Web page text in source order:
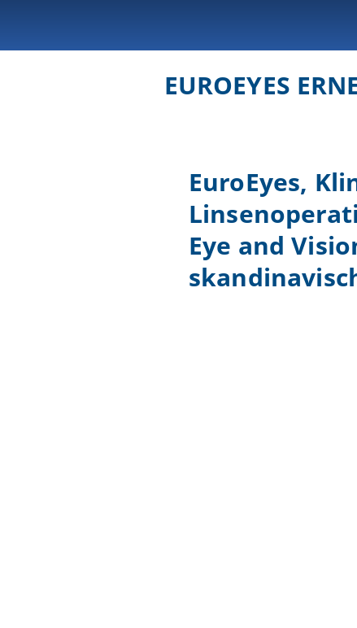
EUROEYES
EuroEyes,
Eye and